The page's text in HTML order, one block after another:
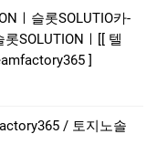
ㅣ슬롯SOLUTIO카­
SOLUTIONㅣ[[ 텔
]
/ 토지노솔